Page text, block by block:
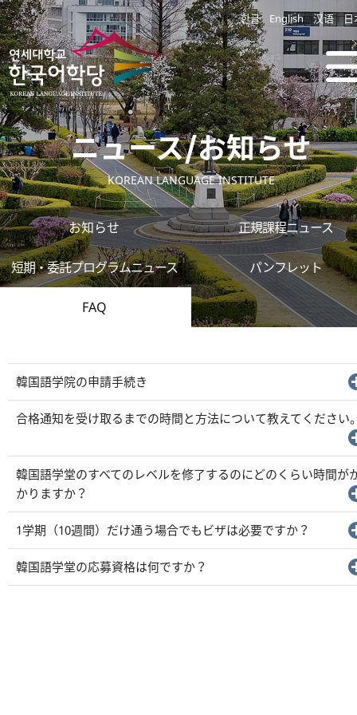
한글 English 汉语 日
ニュース/お知らせ
KOREAN LANGUAGE INSTITUTE
お知らせ 正規課程ニュース
短期・委託プログラムニュース パンフレット
FAQ
韓国語学院の申請手続き
合格通知を受け取るまでの時間と方法について教えてください
韓国語学堂のすべてのレベルを修了するのにどのくらい時間が
かりますか？
1学期（10週間）だけ通う場合でもビザは必要ですか？
韓国語学堂の応募資格は何ですか？